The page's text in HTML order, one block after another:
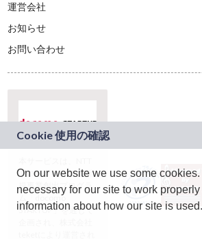
運営会社
お知らせ
お問い合わせ
ドコモグループの新
規事業創出プログラ
ム「docomo
STARTUP」を通じて
On our website we use some
necessary for our site to work
information about how our site is used.